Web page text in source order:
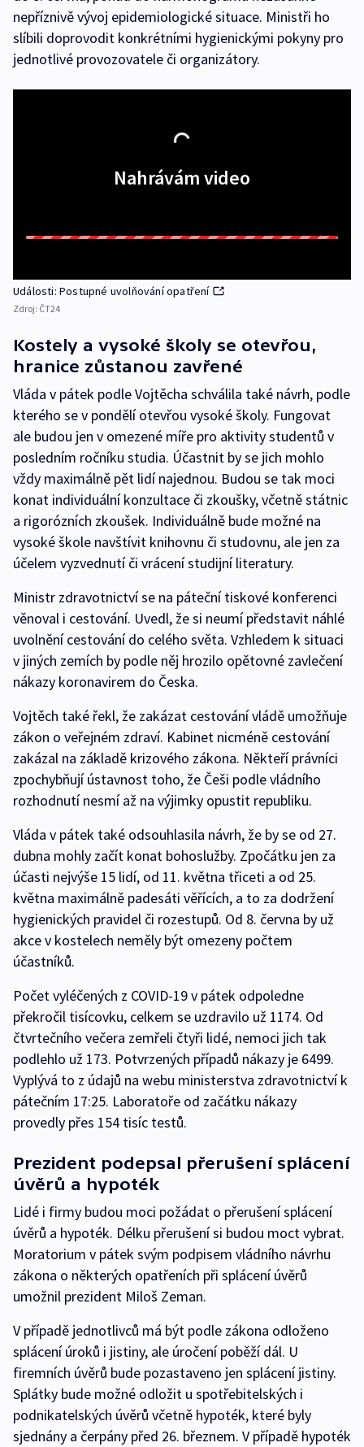
nepříznivě vývoj epidemiologické situace. Ministři ho
slíbili doprovodit konkrétními hygienickými pokyny pro
jednotlivé provozovatele či organizátory.
Nahrávám video
Události: Postupné uvolňování opatření
Zdroj: ČT24
Kostely a vysoké školy se otevřou,
hranice zůstanou zavřené
Vláda v pátek podle Vojtěcha schválila také návrh, podle
kterého se v pondělí otevřou vysoké školy. Fungovat
ale budou jen v omezené míře pro aktivity studentů v
posledním ročníku studia. Účastnit by se jich mohlo
vždy maximálně pět lidí najednou. Budou se tak moci
konat individuální konzultace či zkoušky, včetně státnic
a rigorózních zkoušek. Individuálně bude možné na
vysoké škole navštívit knihovnu či studovnu, ale jen za
účelem vyzvednutí či vrácení studijní literatury.
Ministr zdravotnictví se na páteční tiskové konferenci
věnoval i cestování. Uvedl, že si neumí představit náhlé
uvolnění cestování do celého světa. Vzhledem k situaci
v jiných zemích by podle něj hrozilo opětovné zavlečení
nákazy koronavirem do Česka.
Vojtěch také řekl, že zakázat cestování vládě umožňuje
zákon o veřejném zdraví. Kabinet nicméně cestování
zakázal na základě krizového zákona. Někteří právníci
zpochybňují ústavnost toho, že Češi podle vládního
rozhodnutí nesmí až na výjimky opustit republiku.
Vláda v pátek také odsouhlasila návrh, že by se od 27.
dubna mohly začít konat bohoslužby. Zpočátku jen za
účasti nejvýše 15 lidí, od 11. května třiceti a od 25.
května maximálně padesáti věřících, a to za dodržení
hygienických pravidel či rozestupů. Od 8. června by už
akce v kostelech neměly být omezeny počtem
účastníků.
Počet vyléčených z COVID-19 v pátek odpoledne
překročil tisícovku, celkem se uzdravilo už 1174. Od
čtvrtečního večera zemřeli čtyři lidé, nemoci jich tak
podlehlo už 173. Potvrzených případů nákazy je 6499.
Vyplývá to z údajů na webu ministerstva zdravotnictví k
pátečním 17:25. Laboratoře od začátku nákazy
provedly přes 154 tisíc testů.
Prezident podepsal přerušení splácení
úvěrů a hypoték
Lidé i firmy budou moci požádat o přerušení splácení
úvěrů a hypoték. Délku přerušení si budou moct vybrat.
Moratorium v pátek svým podpisem vládního návrhu
zákona o některých opatřeních při splácení úvěrů
umožnil prezident Miloš Zeman.
V případě jednotlivců má být podle zákona odloženo
splácení úroků i jistiny, ale úročení poběží dál. U
firemních úvěrů bude pozastaveno jen splácení jistiny.
Splátky bude možné odložit u spotřebitelských i
podnikatelských úvěrů včetně hypoték, které byly
sjednány a čerpány před 26. březnem. V případě hypoték